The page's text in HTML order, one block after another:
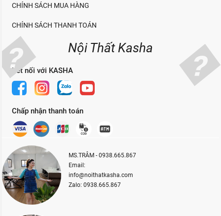
CHÍNH SÁCH MUA HÀNG
CHÍNH SÁCH THANH TOÁN
Nội Thất Kasha
Kết nối với KASHA
Chấp nhận thanh toán
MS.TRÂM - 0938.665.867
Email:
info@noithatkasha.com
Zalo: 0938.665.867